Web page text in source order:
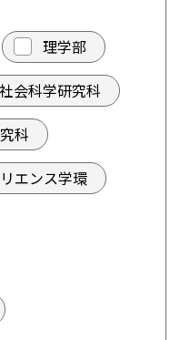
理学部
会科学研究科
科
エンス学環